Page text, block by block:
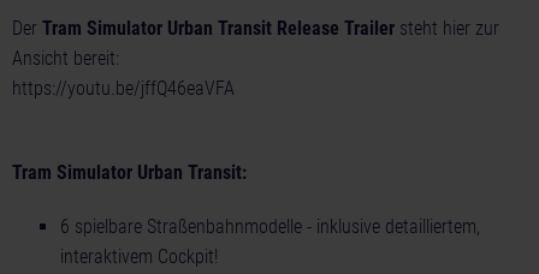
Der Tram Simulator Urban Transit Release Trailer steht hier zur
Ansicht bereit:
https://youtu.be/jffQ46eaVFA
Tram Simulator Urban Transit:
6 spielbare Straßenbahnmodelle - inklusive detailliertem,
interaktivem Cockpit!